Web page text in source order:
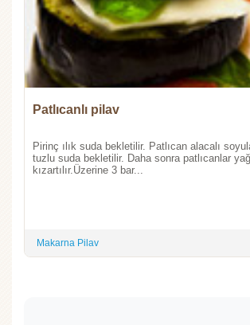
Patlıcanlı pilav
Pirinç ılık suda bekletilir. Patlıcan alacalı
tuzlu suda bekletilir. Daha sonra patlıcanlar
kızartılır.Üzerine 3 bar...
Makarna Pilav